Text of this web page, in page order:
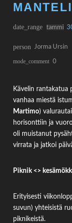
date_range tammi
person Jorma Ursin
mode_comment 0
Kävelin rantakatua
vanhaa miestä
Martimo)
horisonttiin ja
oli muistanut
virrata ja jatkoi
Piknik <>
Erityisesti
suvun) yhteisistä
piknikeistä.